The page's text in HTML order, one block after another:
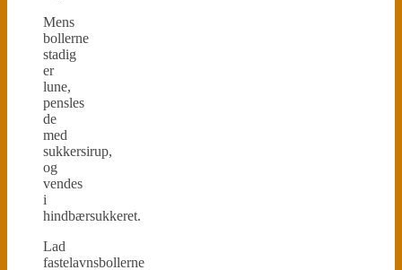
Mens
bollerne
stadig
er
lune,
pensles
de
med
sukkersirup,
og
vendes
i
hindbærsukkeret.
Lad
fastelavnsbollerne